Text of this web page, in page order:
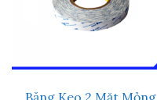
Băng Keo 2 Mặt Mỏng